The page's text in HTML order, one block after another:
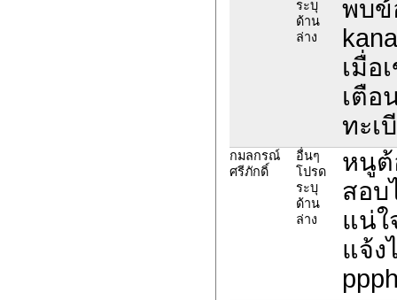
ระบุ
ด้าน
ล่าง
พบข้
เมื่อ
เตือ
ทะเ
กมลกรณ์
ศรีภักดิ์
อื่นๆ
โปรด
ระบุ
ด้าน
ล่าง
หนูต้
สอบ
แน่ใ
แจ้ง